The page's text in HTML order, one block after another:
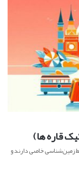
قاره ها)
زمین‌شناسی خاصی دارند و